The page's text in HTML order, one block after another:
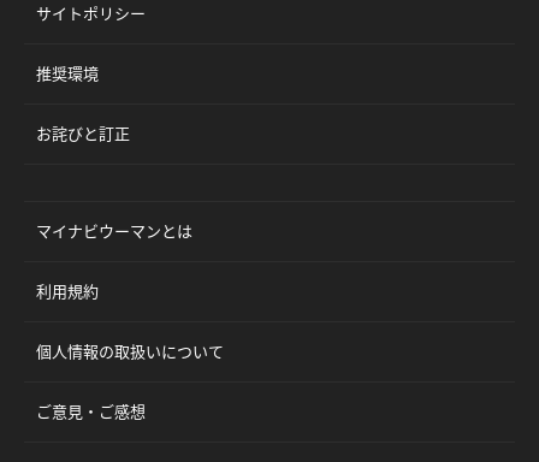
サイトポリシー
推奨環境
お詫びと訂正
マイナビウーマンとは
利用規約
個人情報の取扱いについて
ご意見・ご感想